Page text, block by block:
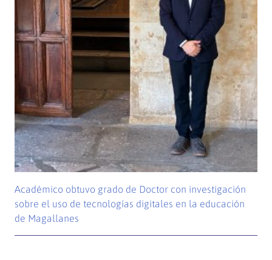
Académico obtuvo grado de Doctor con investigación
sobre el uso de tecnologías digitales en la educación
de Magallanes